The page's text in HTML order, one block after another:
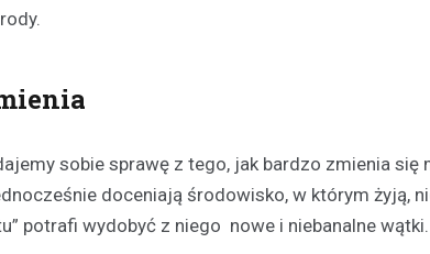
sobie sprawę z tego, jak bardzo zmienia się
doceniają środowisko, w którym żyją,
potrafi wydobyć z niego nowe i niebanalne wątki.